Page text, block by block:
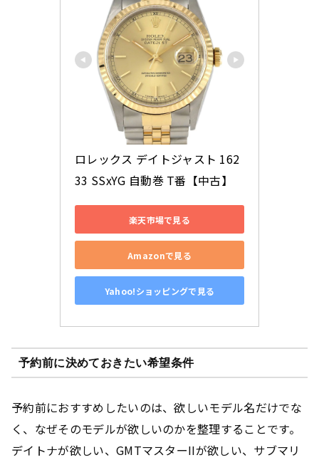
ロレックス デイトジャスト 162
33 SSxYG 自動巻 T番【中古】
楽天市場で見る
Amazonで見る
Yahoo!ショッピングで見る
予約前に決めておきたい希望条件
予約前におすすめしたいのは、欲しいモデル名だけでな
く、なぜそのモデルが欲しいのかを整理することです。
デイトナが欲しい、GMTマスターIIが欲しい、サブマリ